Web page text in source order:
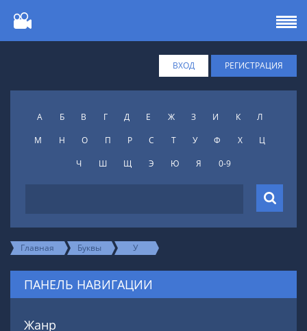
ВХОД РЕГИСТРАЦИЯ
А Б В Г Д Е Ж З И К
Л
М
Н О П Р С Т У Ф X
Ц
Ч
Ш Щ Э Ю Я 0-9
Главная Буквы У
ПАНЕЛЬ НАВИГАЦИИ
Жанр